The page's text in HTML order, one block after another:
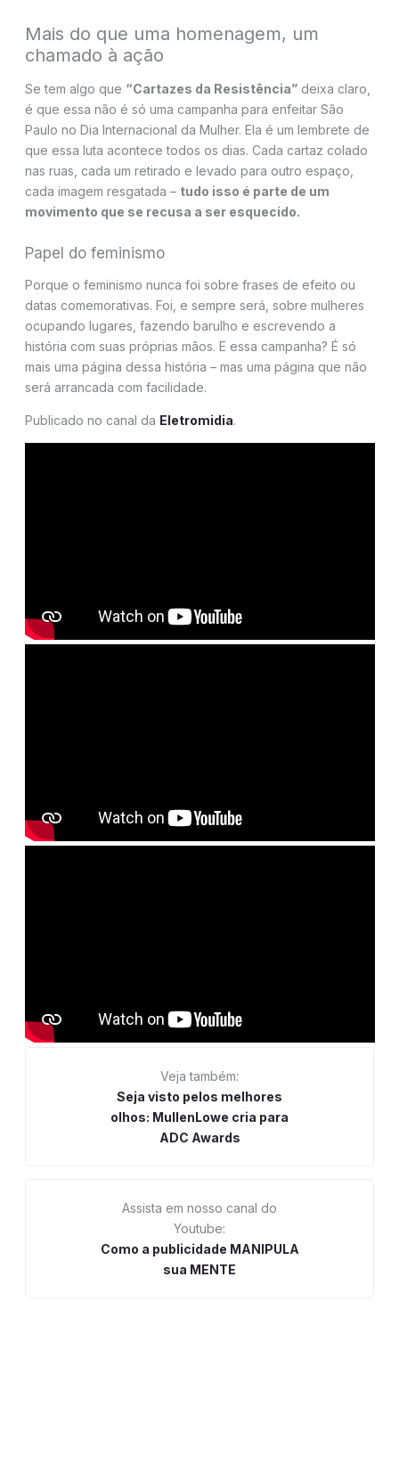
Mais do que uma homenagem, um
chamado à ação
Se tem algo que “Cartazes da Resistência”deixa claro,
é que essa não é só uma campanha para enfeitar São
Paulo no Dia Internacional da Mulher. Ela é um lembrete de
que essa luta acontece todos os dias. Cada cartaz colado
nas ruas, cada um retirado e levado para outro espaço,
cada imagem resgatada – tudo isso é parte de um
movimento que se recusa a ser esquecido.
Papel do feminismo
Porque o feminismo nunca foi sobre frases de efeito ou
datas comemorativas. Foi, e sempre será, sobre mulheres
ocupando lugares, fazendo barulho e escrevendo a
história com suas próprias mãos. E essa campanha? É só
mais uma página dessa história – mas uma página que não
será arrancada com facilidade.
Publicado no canal da Eletromidia.
Veja também:
Seja visto pelos melhores
olhos: MullenLowe cria para
ADC Awards
Assista em nosso canal do
Youtube:
Como a publicidade MANIPULA
sua MENTE